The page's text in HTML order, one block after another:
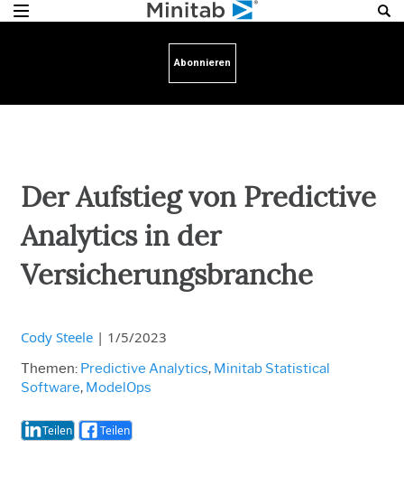
Abonnieren
Der Aufstieg von Predictive
Analytics in der
Versicherungsbranche
Cody Steele | 1/5/2023
Themen: Predictive Analytics, Minitab Statistical
Software, ModelOps
Teilen Teilen